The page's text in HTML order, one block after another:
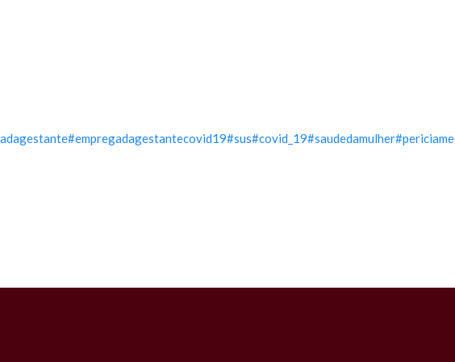
#empregadagestantecovid19#sus#covid_19#saudedamulher